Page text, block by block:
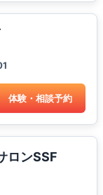
体験・相談予約
ロンSSF